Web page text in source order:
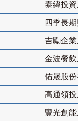
泰緯投
四季長
吉勵企
金波餐
佑晟股份
高通領
豐光創